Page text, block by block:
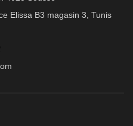
Elissa B3 magasin 3, Tunis